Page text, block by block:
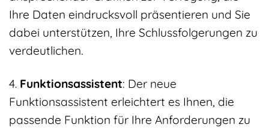
Ihre Daten eindrucksvoll präsentieren und Sie
dabei unterstützen, Ihre Schlussfolgerungen zu
verdeutlichen.
4. Funktionsassistent: Der neue
Funktionsassistent erleichtert es Ihnen, die
passende Funktion für Ihre Anforderungen zu